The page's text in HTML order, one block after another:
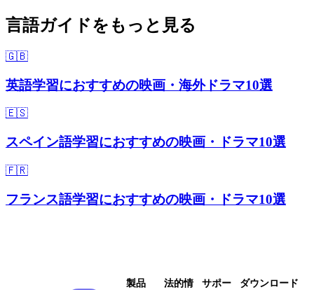
言語ガイドをもっと見る
🇬🇧
英語学習におすすめの映画・海外ドラマ10選
🇪🇸
スペイン語学習におすすめの映画・ドラマ10選
🇫🇷
フランス語学習におすすめの映画・ドラマ10選
製品
法的情
サポー
ダウンロード